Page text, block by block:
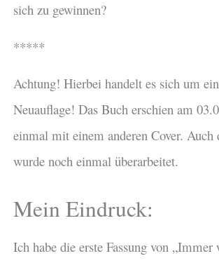
sich zu gewinnen?
*****
Achtung! Hierbei handelt es sich um
Neuauflage! Das Buch erschien am
einmal mit einem anderen Cover. Auch
wurde noch einmal überarbeitet.
Mein Eindruck:
Ich habe die erste Fassung von